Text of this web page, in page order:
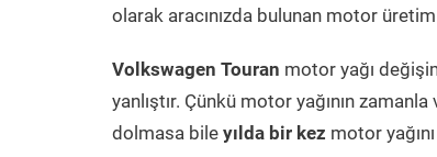
olarak aracınızda bulunan motor
Volkswagen Touran motor yağı
yanlıştır. Çünkü motor yağının
dolmasa bile yılda bir kez motor